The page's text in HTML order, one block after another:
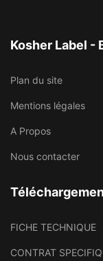
Kosher Label -
Plan du site
Mentions légales
A Propos
Nous contacter
FICHE TECHNIQUE
CONTRAT